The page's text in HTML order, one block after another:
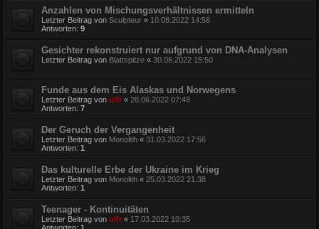
Anzahlen von Mischungsverhältnissen ermitteln
Letzter Beitrag von Sculpteur « 10.08.2022 14:56
Antworten: 9
Gesichter rekonstruiert nur aufgrund von DNA-Analysen
Letzter Beitrag von Blattspitze « 30.06.2022 15:50
Funde aus dem Eis Alaskas und Norwegens
Letzter Beitrag von ulfr « 28.06.2022 07:48
Antworten: 7
Der Geruch der Vergangenheit
Letzter Beitrag von Monolith « 31.03.2022 17:56
Antworten: 1
Das kulturelle Erbe der Ukraine im Krieg
Letzter Beitrag von Monolith « 25.03.2022 21:38
Antworten: 1
Teenager - Kontinuitäten
Letzter Beitrag von ulfr « 17.03.2022 10:35